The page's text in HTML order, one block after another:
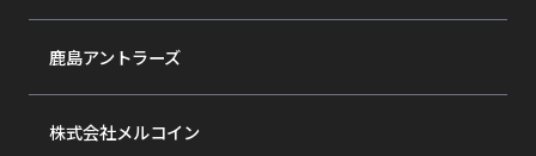
鹿島アントラーズ
株式会社メルコイン